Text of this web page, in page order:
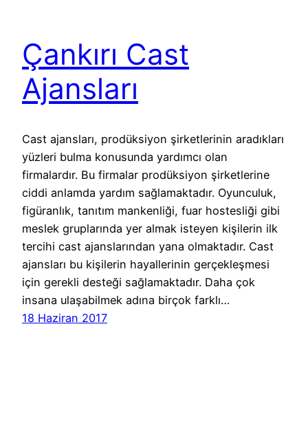
Çankırı Cast
Ajansları
Cast ajansları, prodüksiyon şirketlerinin aradıkları
yüzleri bulma konusunda yardımcı olan
firmalardır. Bu firmalar prodüksiyon şirketlerine
ciddi anlamda yardım sağlamaktadır. Oyunculuk,
figüranlık, tanıtım mankenliği, fuar hostesliği gibi
meslek gruplarında yer almak isteyen kişilerin ilk
tercihi cast ajanslarından yana olmaktadır. Cast
ajansları bu kişilerin hayallerinin gerçekleşmesi
için gerekli desteği sağlamaktadır. Daha çok
insana ulaşabilmek adına birçok farklı…
18 Haziran 2017